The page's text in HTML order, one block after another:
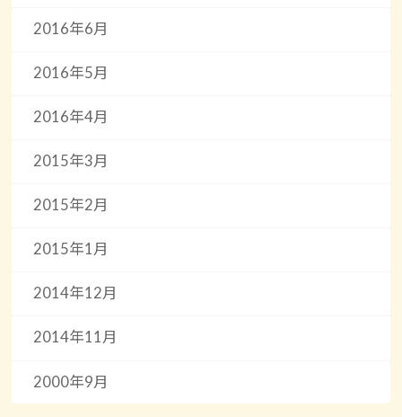
2016年6月
2016年5月
2016年4月
2015年3月
2015年2月
2015年1月
2014年12月
2014年11月
2000年9月